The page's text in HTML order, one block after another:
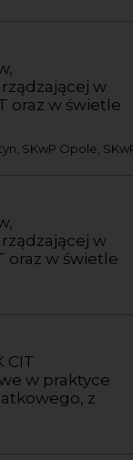
w
oraz w świetle
SKwP Opole,
w
oraz w świetle
CIT
w praktyce
z